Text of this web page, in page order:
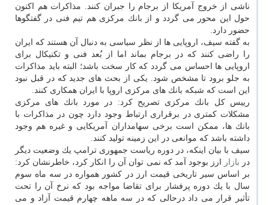
ناشی از خروج آمریكا از برجام را جبران كنند. مذاكرات هم اكنون
حول این محور می گردد و از بانك مركزی هم تیم فنی در گفتگوها
حضور دارد.
به گفته سیف، اروپایی ها از نظر سیاسی به دنبال آن هستند كه ایران
را راضی كنند كه در برجام بماند اما از بُعد فنی و تكنیكال برای
اروپایی ها احساس می گردد كه كار سخت باشد؛ البته باید مذاكرات
به جلو برود تا مشخص شود. یكی از بحث های جدید كه در قبل نبود
این است كه شبكه بانك های مركزی اروپا با ایران همكاری كنند.
رییس كل بانك مركزی تصریح كرد: در مورد بانك های مركزی
مشكلات كمتری در برقراری ارتباط وجود دارد چون در مذاكرات با
بانك ها، ممكن است برخی سهامداران آمریكایی و غیره هم وجود
داشته باشد كه موانعی در این زمینه تولید كنند.
سیف با بیان اینكه، در دوره ریاست جمهوری ترامپ یك وضعیت دیگر
در بازار
ارز بوجود آمد كه نمی توان آن را انكار كرد، خاطرنشان كرد:
بر اساس سیر تاریخی قیمت ارز در كشور همواره در سه ماه سوم
سال با یك دوره پرفشار برای تقاضا مواجه بود كه نرخ آن را تحت
تأثیر قرار می داد درحالی كه در سه ماهه چهارم قیمت آزاد و می